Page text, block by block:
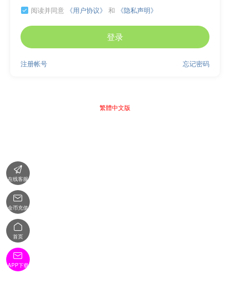
 阅读并同意 《用户协议》 和 《隐私声明》
登录
忘记密码
注册帐号
繁體中文版

在线客服

金币充值

首页

APP下载